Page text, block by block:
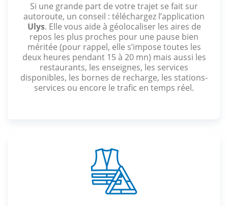
Si une grande part de votre trajet se fait sur
autoroute, un conseil : téléchargez l’application
Ulys. Elle vous aide à géolocaliser les aires de
repos les plus proches pour une pause bien
méritée (pour rappel, elle s’impose toutes les
deux heures pendant 15 à 20 mn) mais aussi les
restaurants, les enseignes, les services
disponibles, les bornes de recharge, les stations-
services ou encore le trafic en temps réel.